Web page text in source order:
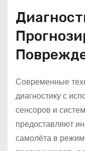
Современные
диагностику с
сенсоров и
предоставляют
самолёта в